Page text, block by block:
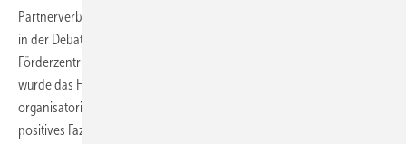
Partnerverbänden eine starke Stimme und mehr politisches Gewicht
in der Debatte um die Wärmewende. Mit dem Technologie- und
Förderzentrum Straubing (TFZ) und der Initiative Holzwärme (IH)
wurde das HUB-Netzwerk sinnvoll erweitert. Trotz hoher
organisatorischer und logistischer Anforderungen zog der HKI ein
positives Fazit – und plant gemeinsam mit dem Veranstalter bereits für